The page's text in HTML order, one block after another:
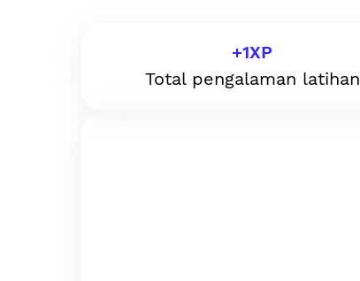
+1XP
Total pengalaman latihan